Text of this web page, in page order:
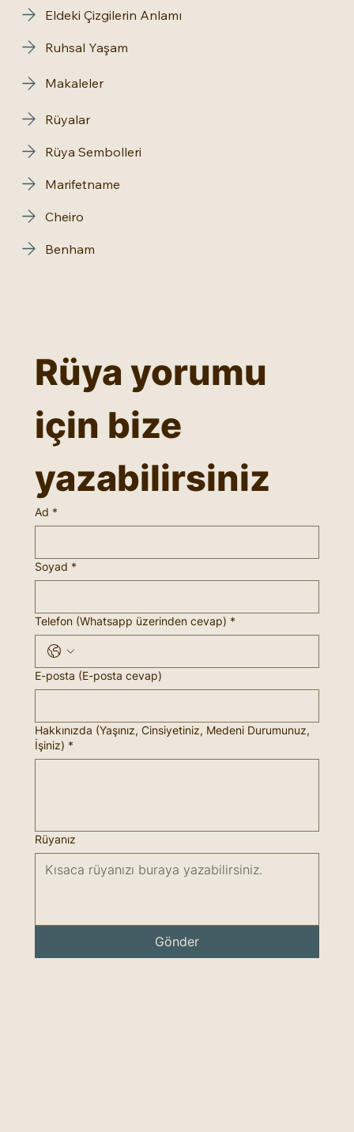
Makaleler
Eldeki Çizgilerin Anlamı
Ruhsal Yaşam
Rüyalar
Rüya Sembolleri
Marifetname
Cheiro
Benham
Rüya yorumu
için bize
yazabilirsiniz
Ad *
Soyad *
Telefon (Whatsapp üzerinden cevap) *
E-posta (E-posta cevap)
Hakkınızda (Yaşınız, Cinsiyetiniz, Medeni Durumunuz,
İşiniz) *
Rüyanız
Gönder